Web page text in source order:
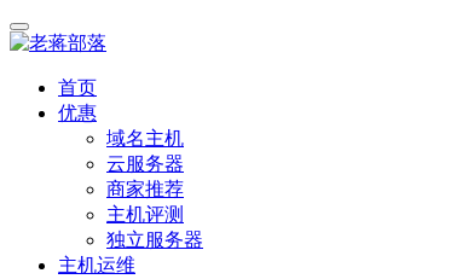
首页
优惠
域名主机
云服务器
商家推荐
主机评测
独立服务器
主机运维